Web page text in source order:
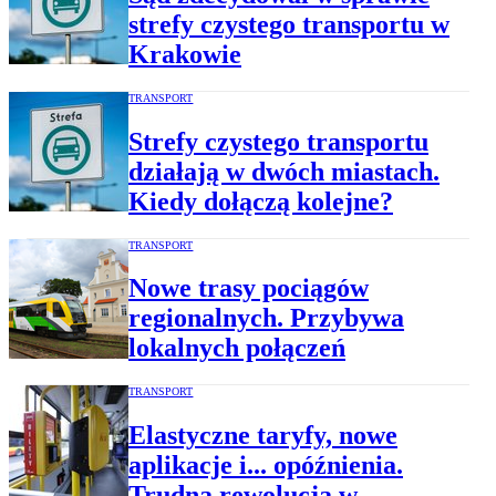
strefy czystego transportu w
Krakowie
TRANSPORT
Strefy czystego transportu
działają w dwóch miastach.
Kiedy dołączą kolejne?
TRANSPORT
Nowe trasy pociągów
regionalnych. Przybywa
lokalnych połączeń
TRANSPORT
Elastyczne taryfy, nowe
aplikacje i... opóźnienia.